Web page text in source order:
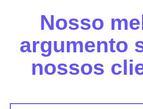
Nosso
argumento
nossos